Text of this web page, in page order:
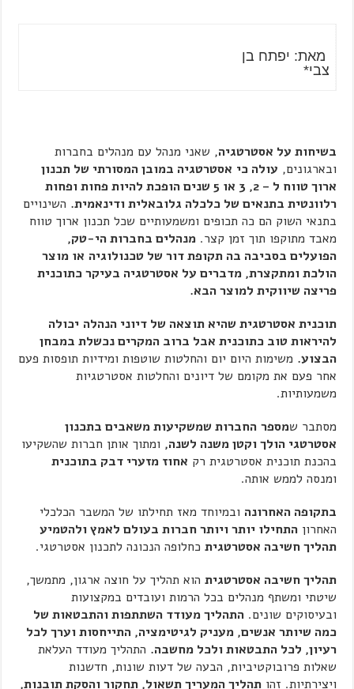
מאת: יפתח בן
צבי*
בשיחות על אסטרטגיה, שאני מנהל עם מנהלים בחברות
ובארגונים, עולה כי אסטרטגיה במובן המסורתי של תכנון
ארוך טווח ל – 2, 3 או 5 שנים הופכת להיות פחות ופחות
רלוונטית בתנאים של כלכלה גלובאלית ודינאמית. השינויים
בתנאי השוק הם כה תכופים ומשמעותיים שכל תכנון ארוך טווח
מאבד מתוקפו תוך זמן קצר.מנהלים בחברות הי-טק,
הפועלים בסביבה בה תקופת דור של טכנולוגיה או מוצר
הולכת ומתקצרת, מדברים על אסטרטגיה בעיקר כתוכנית
פריצה שיווקית למוצר הבא.
תוכנית אסטרטגית שהיא תוצאה של דיוני הנהלה יכולה
להיראות טוב כתוכנית אבל ברוב המקרים נכשלת במבחן
הבצוע. משימות היום יום והחלטות שוטפות ומידיות תופסות פעם
אחר פעם את מקומם של דיונים והחלטות אסטרטגיות
משמעותיות.
מסתבר שמספר החברות שמשקיעות משאבים בתכנון
אסטרטגי הולך וקטן משנה לשנה, ומתוך אותן חברות שהשקיעו
בהכנת תוכנית אסטרטגית רק אחוז מזערי דבק בתוכנית
ומנסה לממש אותה.
בתקופה האחרונה ובמיוחד מאז תחילתו של המשבר הכלכלי
האחרוןהתחילו יותר ויותר חברות בעולם לאמץ ולהטמיע
תהליך חשיבה אסטרטגית כחלופה הנכונה לתכנון אסטרטגי.
תהליך חשיבה אסטרטגית הוא תהליך על חוצה ארגון, מתמשך,
שיטתי ומשתף מנהלים בכל הרמות ועובדים במקצועות
ובעיסוקים שונים.התהליך מעודד השתתפות והתבטאות של
כמה שיותר אנשים, מעניק לגיטימציה, התייחסות וערך לכל
רעיון, לכל התבטאות ולכל מחשבה. התהליך מעודד העלאת
שאלות פרובוקטיביות, הבעה של דעות שונות, חדשנות
ויצירתיות. זהותהליך המעריך תשאול, תחקור והסקת תובנות,